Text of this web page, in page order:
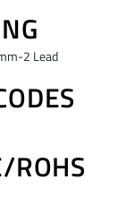
2 Lead
ROHS